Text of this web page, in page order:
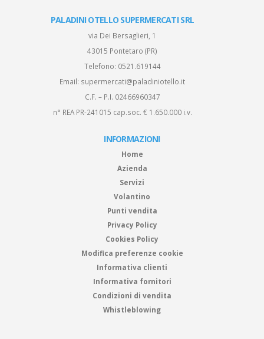
PALADINI OTELLO SUPERMERCATI SRL
via Dei Bersaglieri, 1
43015 Pontetaro (PR)
Telefono: 0521.619144
Email: supermercati@paladiniotello.it
C.F. – P.I. 02466960347
n° REA PR-241015 cap.soc. € 1.650.000 i.v.
INFORMAZIONI
Home
Azienda
Servizi
Volantino
Punti vendita
Privacy Policy
Cookies Policy
Modifica preferenze cookie
Informativa clienti
Informativa fornitori
Condizioni di vendita
Whistleblowing